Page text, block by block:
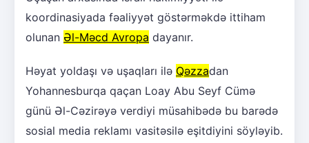
koordinasiyada fəaliyyət göstərməkdə ittiham
olunan Əl-Məcd Avropa dayanır.
Həyat yoldaşı və uşaqları ilə Qəzzadan
Yohannesburqa qaçan Loay Abu Seyf Cümə
günü Əl-Cəzirəyə verdiyi müsahibədə bu barədə
sosial media reklamı vasitəsilə eşitdiyini söyləyib.